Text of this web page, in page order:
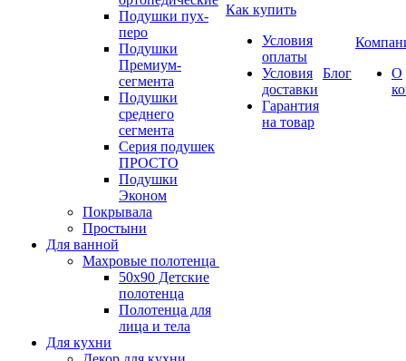
Подушки пух-
перо
Подушки
Премиум-
сегмента
Подушки
среднего
сегмента
Серия подушек
ПРОСТО
Подушки
Эконом
Покрывала
Простыни
Для ванной
Махровые полотенца
50х90 Детские
полотенца
Полотенца для
лица и тела
Для кухни
Как купить
Условия
оплаты
Условия
доставки
Гарантия
на товар
Блог
О